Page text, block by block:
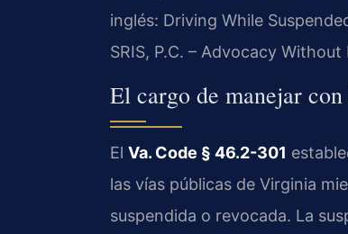
inglés: Driving While
SRIS, P.C. – Advocacy Without
El cargo de manejar
El Va. Code § 46.2-301
las vías públicas de Virginia
suspendida o revocada. La